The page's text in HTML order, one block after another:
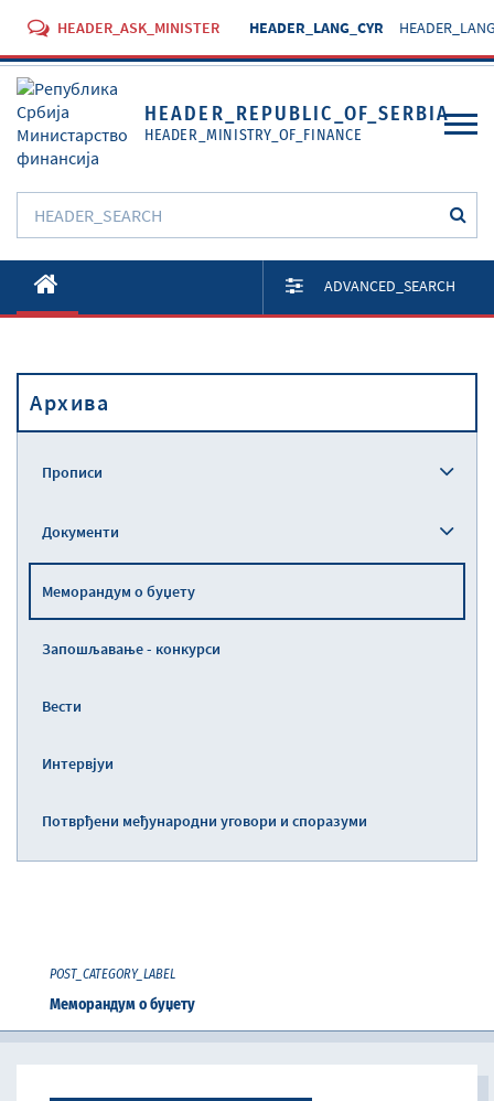
HEADER_ASK_MINISTER HEADER_LANG_CYR
HEADER_REPUBLIC_OF_SERBIA
HEADER_MINISTRY_OF_FINANCE
O Министарству
Активности
Прописи
ADVANCED_SEARCH
Архива
Прописи
Документи
Меморандум о буџету
Запошљавање - конкурси
Вести
Интервјуи
Потврђени међународни уговори и споразуми
POST_CATEGORY_LABEL
Меморандум о буџету